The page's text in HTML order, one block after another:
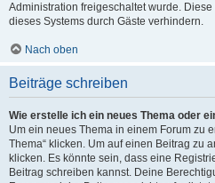
Administration freigeschaltet wurde.
dieses Systems durch Gäste verhindern.
Nach oben
Beiträge schreiben
Wie erstelle ich ein neues Thema oder
Um ein neues Thema in einem Forum zu
Thema“ klicken. Um auf einen Beitrag zu
klicken. Es könnte sein, dass eine
Beitrag schreiben kannst. Deine